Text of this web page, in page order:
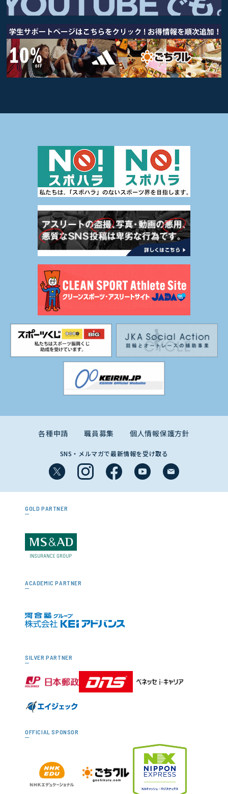
各種申請 職員募集 個人情報保護方針
SNS・メルマガで最新情報を受け取る
GOLD PARTNER
ACADEMIC PARTNER
SILVER PARTNER
OFFICIAL SPONSOR